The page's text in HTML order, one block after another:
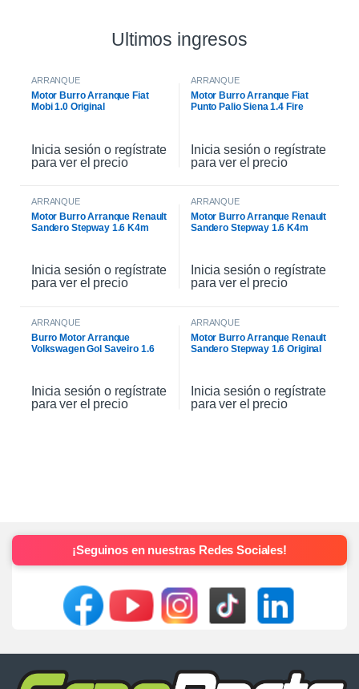
Ultimos ingresos
ARRANQUE
Motor Burro Arranque Fiat
Mobi 1.0 Original
Inicia sesión o regístrate
para ver el precio
ARRANQUE
Motor Burro Arranque Fiat
Punto Palio Siena 1.4 Fire
Inicia sesión o regístrate
para ver el precio
ARRANQUE
Motor Burro Arranque Renault
Sandero Stepway 1.6 K4m
Inicia sesión o regístrate
para ver el precio
ARRANQUE
Motor Burro Arranque Renault
Sandero Stepway 1.6 K4m
Inicia sesión o regístrate
para ver el precio
ARRANQUE
Burro Motor Arranque
Volkswagen Gol Saveiro 1.6
Inicia sesión o regístrate
para ver el precio
ARRANQUE
Motor Burro Arranque Renault
Sandero Stepway 1.6 Original
Inicia sesión o regístrate
para ver el precio
¡Seguinos en nuestras Redes Sociales!